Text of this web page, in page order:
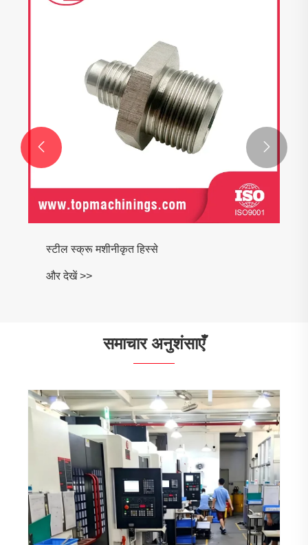
स्टील स्क्रू मशीनीकृत हिस्से
और देखें >>
 
समाचार अनुशंसाएँ